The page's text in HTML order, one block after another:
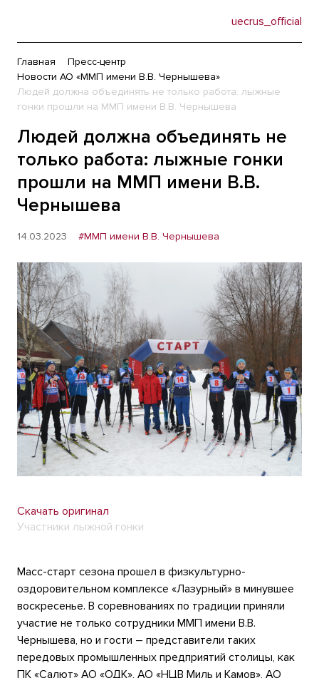
uecrus_official
Главная
Пресс-центр
Новости АО «ММП имени В.В. Чернышева»
Людей должна объединять не только работа: лыжные
гонки прошли на ММП имени В.В. Чернышева
Людей должна объединять не
только работа: лыжные гонки
прошли на ММП имени В.В.
Чернышева
14.03.2023 #ММП имени В.В. Чернышева
Скачать оригинал
Участники лыжной гонки
Масс-старт сезона прошел в физкультурно-
оздоровительном комплексе «Лазурный» в минувшее
воскресенье. В соревнованиях по традиции приняли
участие не только сотрудники ММП имени В.В.
Чернышева, но и гости – представители таких
передовых промышленных предприятий столицы, как
ПК «Салют» АО «ОДК», АО «НЦВ Миль и Камов», АО